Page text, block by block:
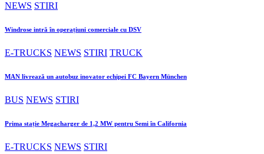
NEWS STIRI
Windrose intră în operațiuni comerciale cu DSV
E-TRUCKS NEWS STIRI TRUCK
MAN livrează un autobuz inovator echipei FC Bayern München
BUS NEWS STIRI
Prima stație Megacharger de 1,2 MW pentru Semi în California
E-TRUCKS NEWS STIRI